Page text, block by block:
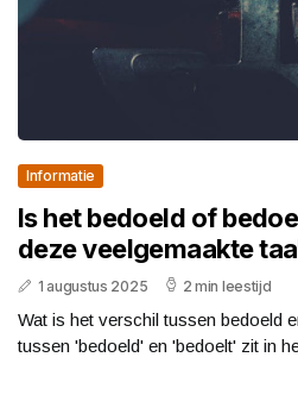
Informatie
Is het bedoeld of
deze veelgemaakte
1 augustus 2025 2 min leestijd
Wat is het verschil tussen bedoeld
tussen 'bedoeld' en 'bedoelt' zit in